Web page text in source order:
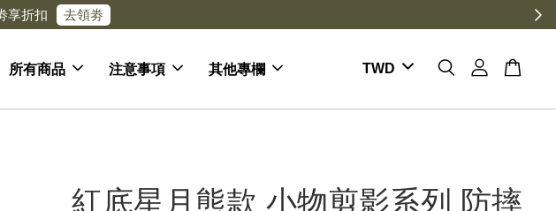
去領劵
所有商品 注意事項 其他專欄
紅底星月熊款 小物剪影系列 防摔